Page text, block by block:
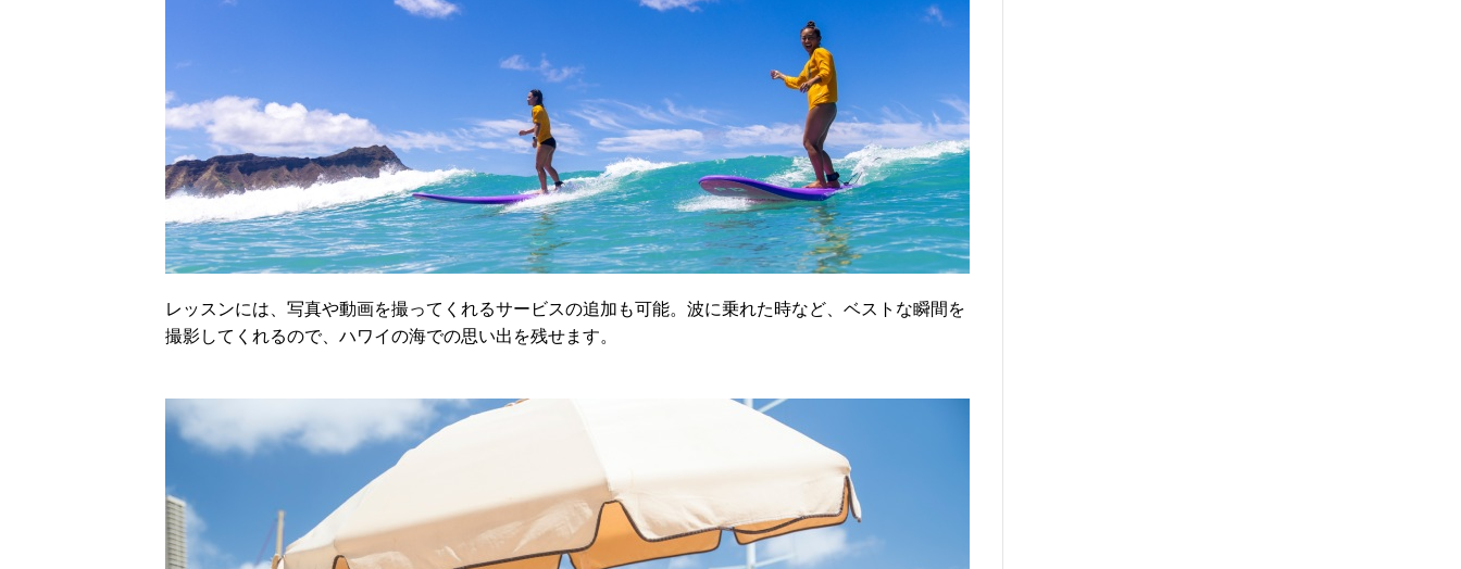
レッスンには、写真や動画を撮ってくれるサービスの追加も可能。波に乗れた時など、ベストな瞬間を
撮影してくれるので、ハワイの海での思い出を残せます。